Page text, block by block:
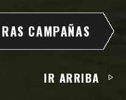
CAMPAÑAS
IR ARRIBA